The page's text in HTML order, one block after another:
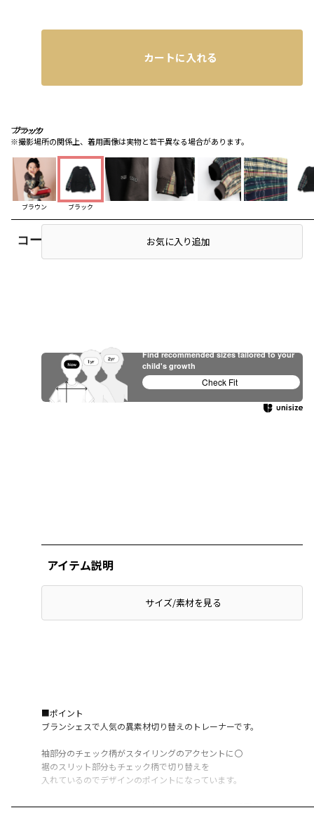
ブラック
※撮影場所の関係上、着用画像は実物と若干異なる場合があります。
ブラック
ブラック
ブラウン ブラック
コーディネート
カートに入れる
店頭在庫を確認するお気に入り追加
アイテム説明
サイズ/素材を見る
■ポイント
ブランシェスで人気の異素材切り替えのトレーナーです。
袖部分のチェック柄がスタイリングのアクセントに〇
裾のスリット部分もチェック柄で切り替えを
入れているのでデザインのポイントになっています。
クリスマスや冬のイベントに華やかなデザインが大活躍◎
Find recommended sizes tailored to your
child's growth
Check Fit